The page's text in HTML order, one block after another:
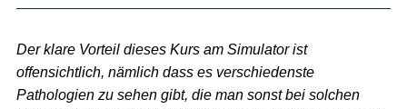
Der klare Vorteil dieses Kurs am Simulator ist
offensichtlich, nämlich dass es verschiedenste
Pathologien zu sehen gibt, die man sonst bei solchen